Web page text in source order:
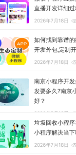
直播开发详细
2026年7月18日
如何找到靠谱
开发外包,定制
2026年7月18日
南京小程序开
发要多久?南京
好？
2026年7月18日
垃圾回收小程
小程序解决当下
2026年7月18日